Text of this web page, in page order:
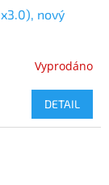
nový
Vyprodáno
DETAIL